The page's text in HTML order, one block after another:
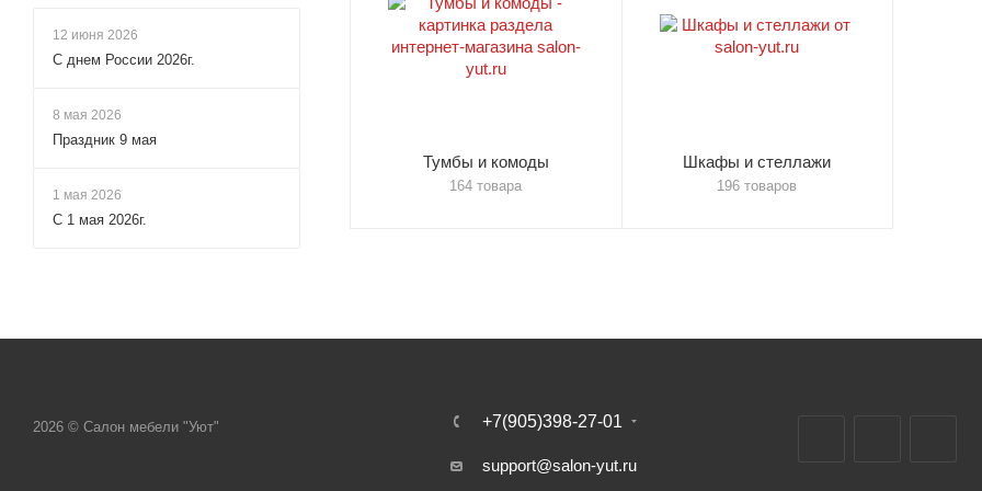
Тумбы и комоды
164 товара
Шкафы и стеллажи
196 товаров
12 июня 2026
С днем России 2026г.
8 мая 2026
Праздник 9 мая
1 мая 2026
С 1 мая 2026г.
2026 © Салон мебели "Уют" +7(905)398-27-01
support@salon-yut.ru